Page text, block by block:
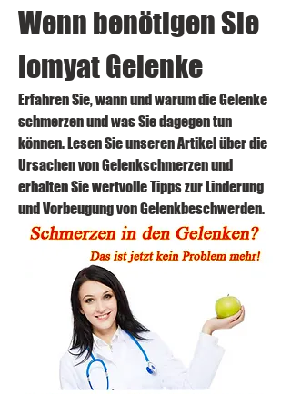
Wenn benötigen Sie
lomyat Gelenke
Erfahren Sie, wann und warum die Gelenke
schmerzen und was Sie dagegen tun
können. Lesen Sie unseren Artikel über die
Ursachen von Gelenkschmerzen und
erhalten Sie wertvolle Tipps zur Linderung
und Vorbeugung von Gelenkbeschwerden.